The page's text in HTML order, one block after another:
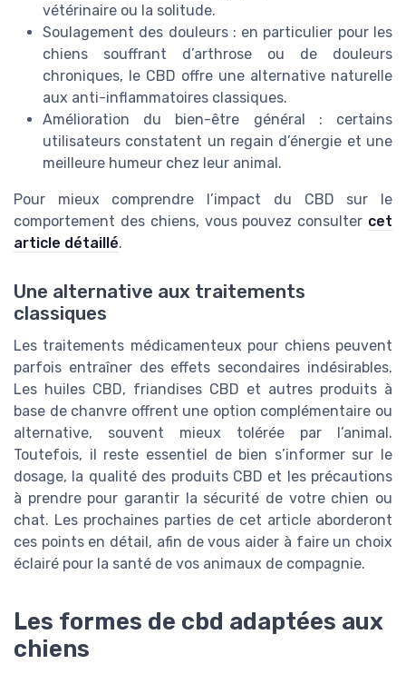
vétérinaire ou la solitude.
Soulagement des douleurs : en particulier pour les
chiens souffrant d’arthrose ou de douleurs
chroniques, le CBD offre une alternative naturelle
aux anti-inflammatoires classiques.
Amélioration du bien-être général : certains
utilisateurs constatent un regain d’énergie et une
meilleure humeur chez leur animal.
Pour mieux comprendre l’impact du CBD sur le
comportement des chiens, vous pouvez consulter cet
article détaillé.
Une alternative aux traitements
classiques
Les traitements médicamenteux pour chiens peuvent
parfois entraîner des effets secondaires indésirables.
Les huiles CBD, friandises CBD et autres produits à
base de chanvre offrent une option complémentaire ou
alternative, souvent mieux tolérée par l’animal.
Toutefois, il reste essentiel de bien s’informer sur le
dosage, la qualité des produits CBD et les précautions
à prendre pour garantir la sécurité de votre chien ou
chat. Les prochaines parties de cet article aborderont
ces points en détail, afin de vous aider à faire un choix
éclairé pour la santé de vos animaux de compagnie.
Les formes de cbd adaptées aux
chiens